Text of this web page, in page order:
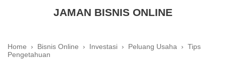
JAMAN BISNIS ONLINE
Home › Bisnis Online › Investasi › Peluang Usaha › Tips
Pengetahuan